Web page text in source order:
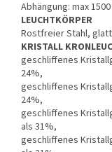
Abhängung: max
LEUCHTKÖRPER
Rostfreier Stahl,
KRISTALL
geschliffenes
24%,
geschliffenes
24%,
geschliffenes
als 31%,
geschliffenes